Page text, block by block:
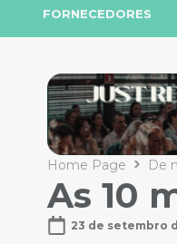
FORNECEDORES
Home Page De
As 10
23 de setembro